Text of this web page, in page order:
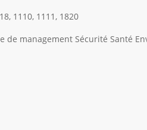
1110, 1111, 1820
de management Sécurité Santé